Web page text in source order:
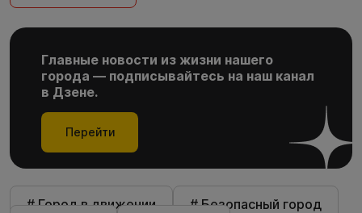
Главные новости из жизни нашего
города — подписывайтесь на наш канал
в Дзене.
Перейти
# Город в движении
# Безопасный город